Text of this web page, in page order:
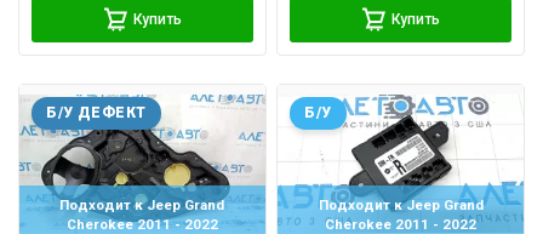
Купить Купить
Подходит к Jeep Grand
Cherokee 2011 - 2022
Б/У ДЕФЕКТ
Подходит к Jeep Grand
Cherokee 2011 - 2022
Б/У